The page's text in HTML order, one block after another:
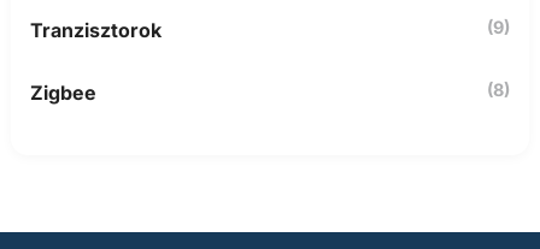
Tranzisztorok (9)
Zigbee (8)